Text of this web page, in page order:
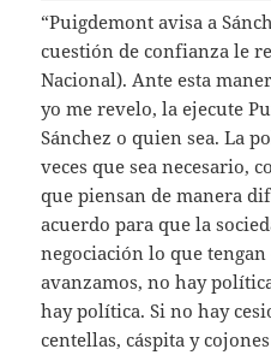
“Puigdemont avisa a
cuestión de confianza le
Nacional). Ante esta
yo me revelo, la ejecute
Sánchez o quien sea. La
veces que sea necesario,
que piensan de manera
acuerdo para que la
negociación lo que
avanzamos, no hay
hay política. Si no hay
centellas, cáspita y